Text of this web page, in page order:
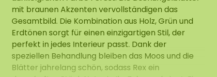
mit braunen Akzenten vervollständigen das
Gesamtbild. Die Kombination aus Holz, Grün und
Erdtönen sorgt für einen einzigartigen Stil, der
perfekt in jedes Interieur passt. Dank der
speziellen Behandlung bleiben das Moos und die
Blätter jahrelang schön, sodass Rex ein